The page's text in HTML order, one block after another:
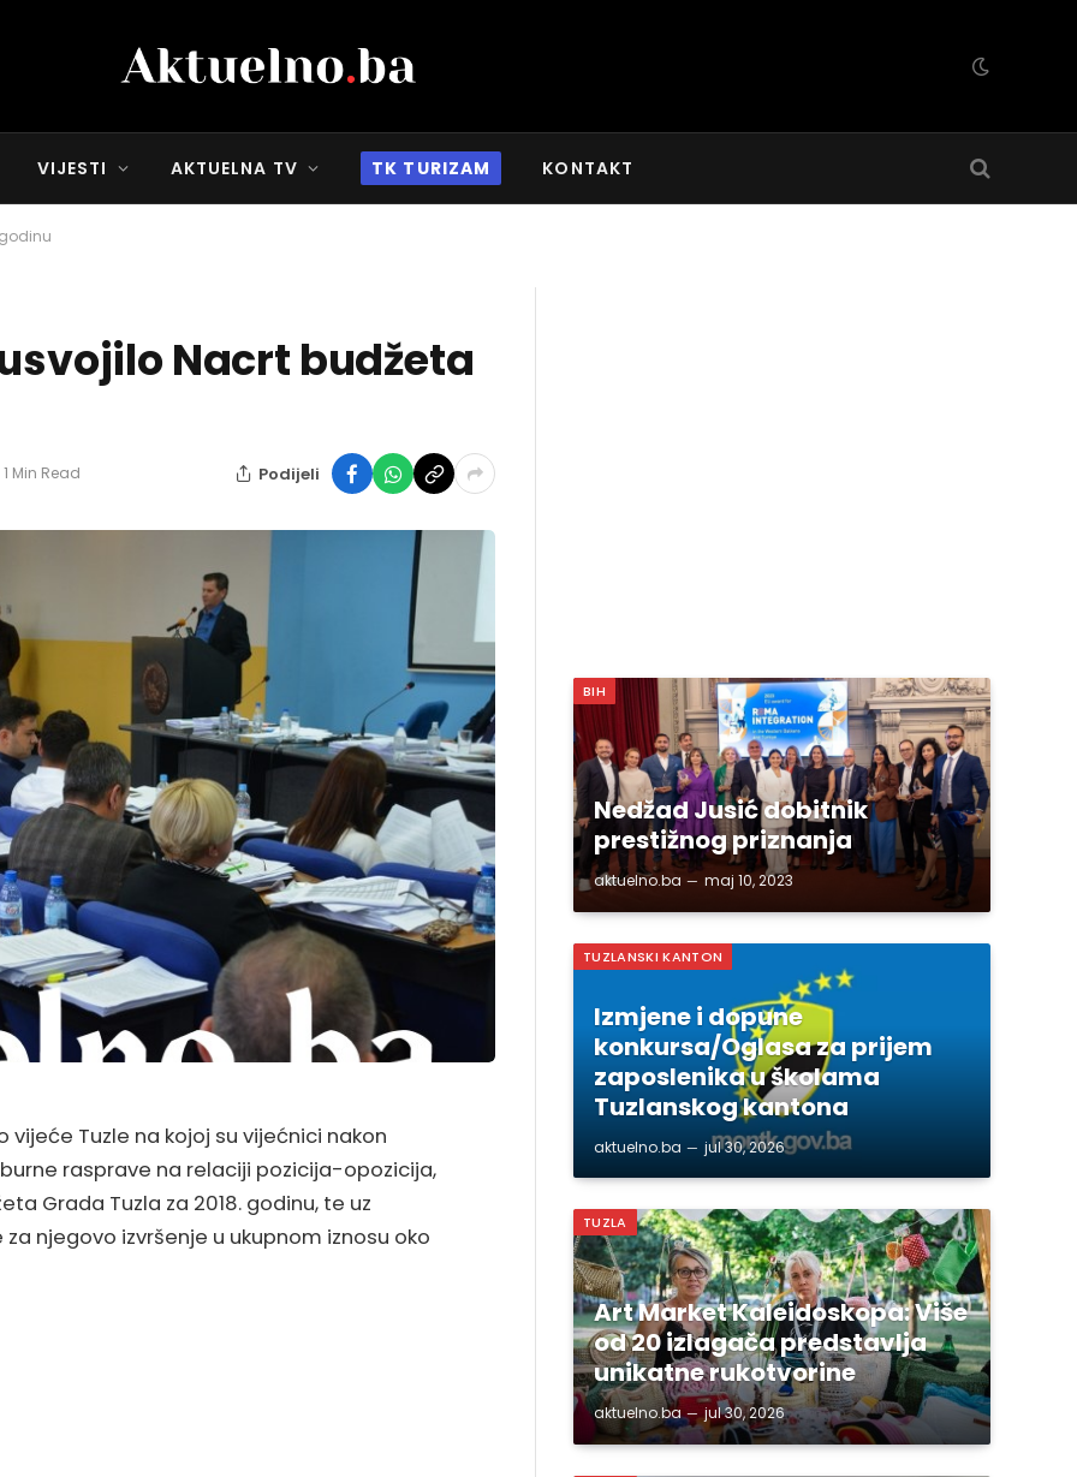
VIJESTI AKTUELNA TV TK TURIZAM KONTAKT
Nacrt budžeta
1 Min Read Podijeli
vijeće Tuzle na kojoj su vijećnici nakon
rasprave na relaciji pozicija-opozicija,
Grada Tuzla za 2018. godinu, te uz
njegovo izvršenje u ukupnom iznosu oko
BIH
Nedžad Jusić dobitnik
prestižnog priznanja
aktuelno.ba maj 10, 2023
TUZLANSKI KANTON
Izmjene i dopune
konkursa/Oglasa za prijem
zaposlenika u školama
Tuzlanskog kantona
aktuelno.ba jul 30, 2026
TUZLA
Art Market Kaleidoskopa: Više
od 20 izlagača predstavlja
unikatne rukotvorine
aktuelno.ba jul 30, 2026